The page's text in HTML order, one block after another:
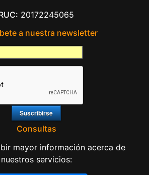
20172245065
a nuestra newsletter
Consultas
mayor información acerca de
nuestros servicios: